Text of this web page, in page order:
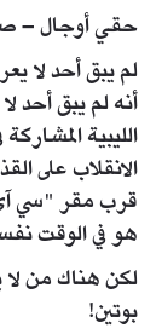
حقي أوجال –
لم يبق أحد لا
أنه لم يبق أحد
الليبية
الانقلاب على
قرب مقر "سي آي
هو في الوقت
لكن هناك من لا
بوتين!